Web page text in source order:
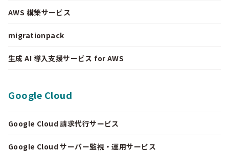
AWS 構築サービス
migrationpack
生成 AI 導入支援サービス for AWS
Google Cloud
Google Cloud 請求代行サービス
Google Cloud サーバー監視・運用サービス